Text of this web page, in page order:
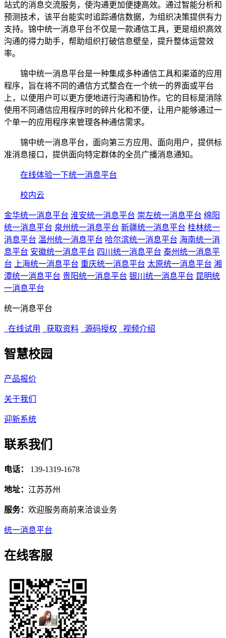
站式的消息交流服务，使沟通更加便捷高效。通过智能分析和
预测技术，该平台能实时追踪通信数据，为组织决策提供有力
支持。锦中统一消息平台不仅是一款通信工具，更是组织高效
沟通的得力助手，帮助组织打破信息壁垒，提升整体运营效
率。
锦中统一消息平台是一种集成多种通信工具和渠道的应用
程序，旨在将不同的通信方式整合在一个统一的界面或平台
上，以便用户可以更方便地进行沟通和协作。它的目标是消除
使用不同通信应用程序时的碎片化和不便，让用户能够通过一
个单一的应用程序来管理各种通信需求。
锦中统一消息平台，面向第三方应用、面向用户，提供标
准消息接口，提供面向特定群体的全员广播消息通知。
在线体验一下统一消息平台
校内云
金华统一消息平台 淮安统一消息平台 崇左统一消息平台 绵阳
统一消息平台 泉州统一消息平台 新疆统一消息平台 桂林统一
消息平台 温州统一消息平台 哈尔滨统一消息平台 海南统一消
息平台 安徽统一消息平台 四川统一消息平台 泰州统一消息平
台
上海统一消息平台 重庆统一消息平台 太原统一消息平台 湘
潭统一消息平台 贵阳统一消息平台 银川统一消息平台 昆明统
一消息平台
统一消息平台
在线试用 获取资料 源码授权 视频介绍
智慧校园
产品报价
关于我们
迎新系统
联系我们
电话： 139-1319-1678
地址： 江苏苏州
服务： 欢迎服务商前来洽谈业务
统一消息平台
在线客服